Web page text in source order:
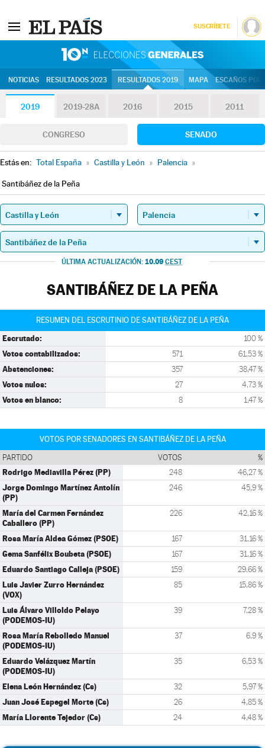
SUSCRÍBETE
NOTICIAS RESULTADOS 2023 RESULTADOS 2019 MAPA ESCAÑOS
2019 2019-28A 2016 2015 2011
CONGRESO SENADO
Estás en: Total España » Castilla y León » Palencia »
Santibáñez de la Peña
ÚLTIMA ACTUALIZACIÓN: 10.09 CEST
SANTIBÁÑEZ DE LA PEÑA
RESUMEN DEL ESCRUTINIO DE SANTIBÁÑEZ DE LA PEÑA
Escrutado: 100 %
Votos contabilizados: 571 61,53 %
Abstenciones: 357 38,47 %
Votos nulos: 27 4,73 %
Votos en blanco: 8 1,47 %
VOTOS POR SENADORES EN SANTIBÁÑEZ DE LA PEÑA
PARTIDO VOTOS %
Rodrigo Mediavilla Pérez (PP) 248 46,27 %
Jorge Domingo Martínez Antolín
(PP)
246 45,9 %
María del Carmen Fernández
Caballero (PP)
226 42,16 %
Rosa María Aldea Gómez (PSOE) 167 31,16 %
Gema Sanfélix Boubeta (PSOE) 167 31,16 %
Eduardo Santiago Calleja (PSOE) 159 29,66 %
Luis Javier Zurro Hernández
(VOX)
85 15,86 %
Luis Álvaro Villoldo Pelayo
(PODEMOS-IU)
39 7,28 %
Rosa María Rebolledo Manuel
(PODEMOS-IU)
37 6,9 %
Eduardo Velázquez Martín
(PODEMOS-IU)
35 6,53 %
Elena León Hernández (Cs) 32 5,97 %
Juan José Espegel Morte (Cs) 26 4,85 %
María Llorente Tejedor (Cs) 24 4,48 %